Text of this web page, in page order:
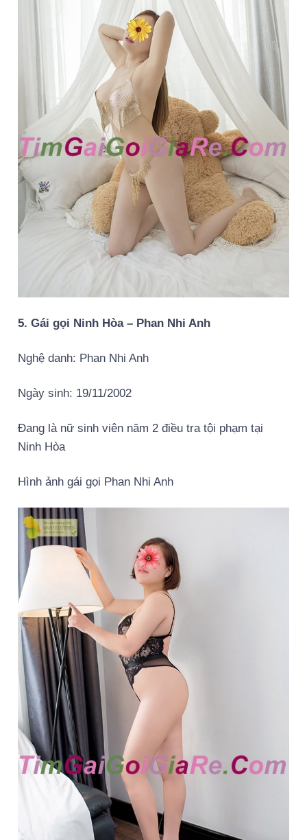
5. Gái gọi Ninh Hòa – Phan Nhi Anh
Nghệ danh: Phan Nhi Anh
Ngày sinh: 19/11/2002
Đang là nữ sinh viên năm 2 điều tra tội phạm tại
Ninh Hòa
Hình ảnh gái gọi Phan Nhi Anh